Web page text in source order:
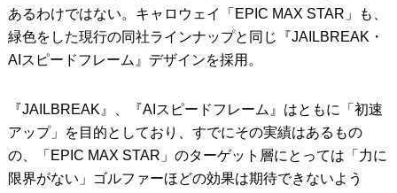
あるわけではない。キャロウェイ「EPIC MAX STAR」も、
緑色をした現行の同社ラインナップと同じ『JAILBREAK・
AIスピードフレーム』デザインを採用。
『JAILBREAK』、『AIスピードフレーム』はともに「初速
アップ」を目的としており、すでにその実績はあるもの
の、「EPIC MAX STAR」のターゲット層にとっては「力に
限界がない」ゴルファーほどの効果は期待できないよう